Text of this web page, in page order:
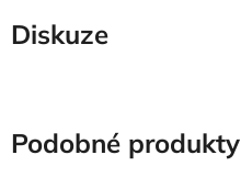
Diskuze
Podobné produkty